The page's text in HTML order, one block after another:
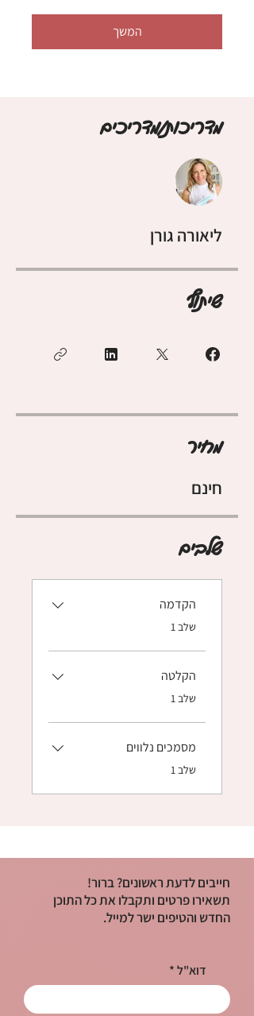
המשך
מדריכות/מדריכים
ליאורה גורן
שיתוף
מחיר
חינם
שלבים
הקדמה
.שלב 1
הקלטה
.שלב 1
מסמכים נלווים
.שלב 1
חייבים לדעת ראשונים? ברור!
תשאירו פרטים ותקבלו את כל התוכן
החדש והטיפים ישר למייל.
דוא"ל